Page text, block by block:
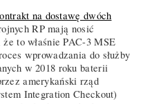
na dostawę dwóch
RP mają nosić
to właśnie PAC-3 MSE
wprowadzania do służby
w 2018 roku baterii
amerykański rząd
Integration Checkout)